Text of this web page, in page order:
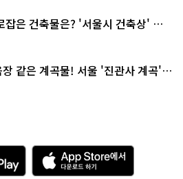
잡은 건축물은? '서울시 건축상' 수
같은 계곡물! 서울 '진관사 계곡'이
A
p
p